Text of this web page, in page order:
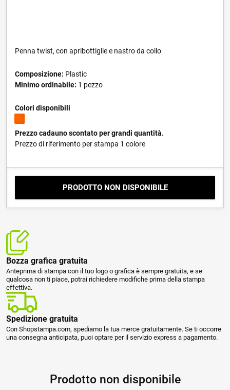
Penna twist, con apribottiglie e nastro da collo
Composizione: Plastic
Minimo ordinabile: 1 pezzo
Colori disponibili
Prezzo cadauno scontato per grandi quantità.
Prezzo di riferimento per stampa 1 colore
PRODOTTO NON DISPONIBILE
Bozza grafica gratuita
Anteprima di stampa con il tuo logo o grafica è sempre gratuita, e se
qualcosa non ti piace, potrai richiedere modifiche prima della stampa
effettiva.
Spedizione gratuita
Con Shopstampa.com, spediamo la tua merce gratuitamente. Se ti occorre
una consegna anticipata, puoi optare per il servizio express a pagamento.
Prodotto non disponibile